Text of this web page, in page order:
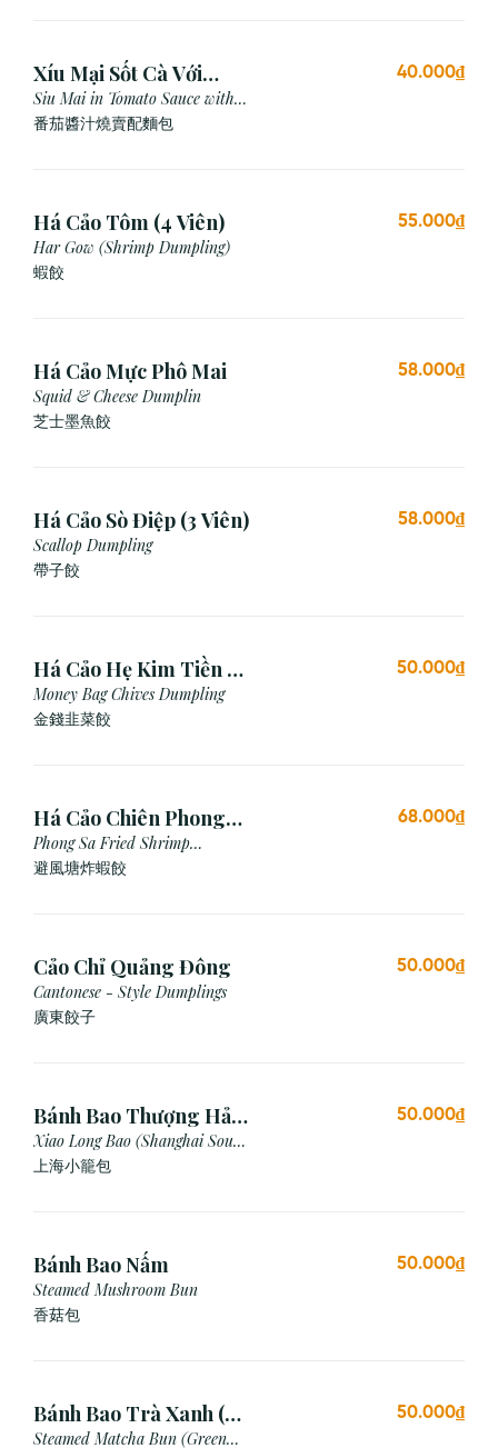
Xíu Mại Sốt Cà Với
Bánh Mì (1 Viên)
Siu Mai in Tomato Sauce with
Bread
番茄醬汁燒賣配麵包
40.000₫
Há Cảo Tôm (4 Viên)
Har Gow (Shrimp Dumpling)
蝦餃
55.000₫
Há Cảo Mực Phô Mai
Squid & Cheese Dumplin
芝⼠墨⿂餃
58.000₫
Há Cảo Sò Điệp (3 Viên)
Scallop Dumpling
帶子餃
58.000₫
Há Cảo Hẹ Kim Tiền (3
Viên)
Money Bag Chives Dumpling
金錢韭菜餃
50.000₫
Há Cảo Chiên Phong
Sa
Phong Sa Fried Shrimp
Dumpling (Garlic Breadcrumb)
避風塘炸蝦餃
68.000₫
Cảo Chỉ Quảng Đông
Cantonese - Style Dumplings
廣東餃⼦
50.000₫
Bánh Bao Thượng Hải
(3 Viên)
Xiao Long Bao (Shanghai Soup
Dumpling)
上海小籠包
50.000₫
Bánh Bao Nấm
Steamed Mushroom Bun
香菇包
50.000₫
Bánh Bao Trà Xanh (3
Cái)
Steamed Matcha Bun (Green
50.000₫